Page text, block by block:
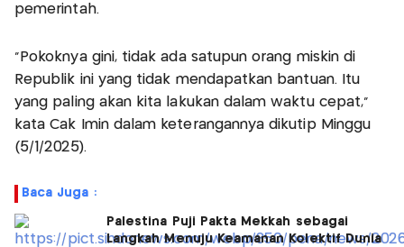
pemerintah.
“Pokoknya gini, tidak ada satupun orang miskin di
Republik ini yang tidak mendapatkan bantuan. Itu
yang paling akan kita lakukan dalam waktu cepat,”
kata Cak Imin dalam keterangannya dikutip Minggu
(5/1/2025).
Baca Juga :
Palestina Puji Pakta Mekkah sebagai
Langkah Menuju Keamanan Kolektif Dunia